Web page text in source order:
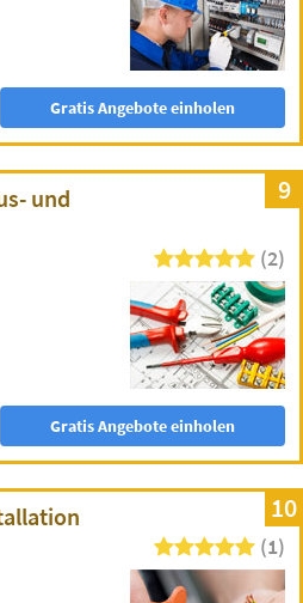
Gratis Angebote einholen
9
und
(2)
Gratis Angebote einholen
10
(1)